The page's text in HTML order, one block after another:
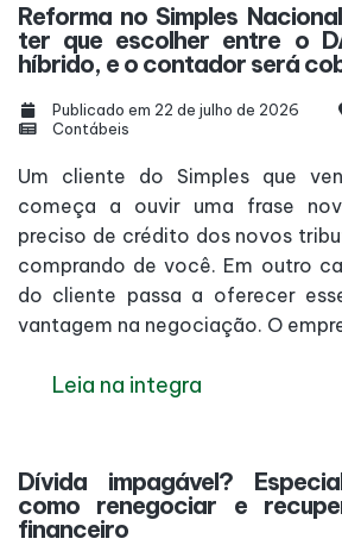
Reforma no Simples
ter que escolher entre o
híbrido, e o contador será
Publicado em 22 de julho de 2026
Contábeis
Um cliente do Simples que
começa a ouvir uma frase
preciso de crédito dos novos
comprando de você. Em outro
do cliente passa a oferecer
vantagem na negociação. O
Leia na integra
Dívida impagável?
como renegociar e
financeiro